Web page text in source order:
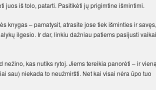
juos iš tolo, patarti. Pasitikėti jų prigimtine išmintimi.
knygas – pamatysit, atrasite jose tiek išminties ir savęs,
ilgesio. Ir dar, linkiu dažniau patiems pasijusti
kas nutiks rytoj. Jiems tereikia panorėti – ir vieną
sau) niekada to neužmiršti. Net kai visai nėra ūpo tuo